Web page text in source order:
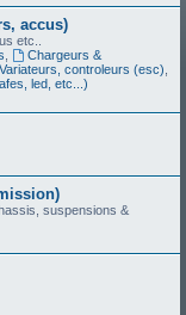
accus)
etc..
Chargeurs &
Variateurs, controleurs (esc)
led, etc...)
suspensions &